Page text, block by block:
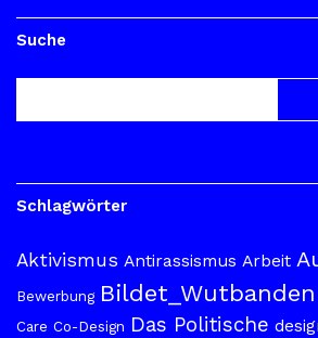
Suche
Schlagwörter
Aktivismus Antirassismus Arbeit
Bewerbung Bildet_Wutbanden
Care Co-Design Das Politische